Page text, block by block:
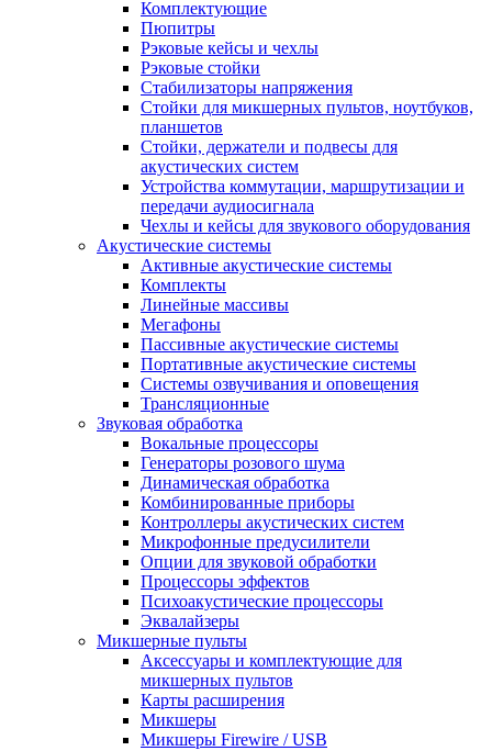
Комплектующие
Пюпитры
Рэковые кейсы и чехлы
Рэковые стойки
Стабилизаторы напряжения
Стойки для микшерных пультов, ноутбуков,
планшетов
Стойки, держатели и подвесы для
акустических систем
Устройства коммутации, маршрутизации и
передачи аудиосигнала
Чехлы и кейсы для звукового оборудования
Акустические системы
Активные акустические системы
Комплекты
Линейные массивы
Мегафоны
Пассивные акустические системы
Портативные акустические системы
Системы озвучивания и оповещения
Трансляционные
Звуковая обработка
Вокальные процессоры
Генераторы розового шума
Динамическая обработка
Комбинированные приборы
Контроллеры акустических систем
Микрофонные предусилители
Опции для звуковой обработки
Процессоры эффектов
Психоакустические процессоры
Эквалайзеры
Микшерные пульты
Аксессуары и комплектующие для
микшерных пультов
Карты расширения
Микшеры
Микшеры Firewire / USB